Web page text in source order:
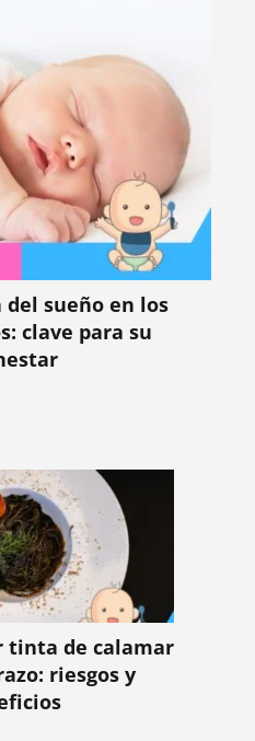
sueño en los
clave para su
tinta de calamar
riesgos y